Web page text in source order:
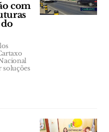
com
soluções